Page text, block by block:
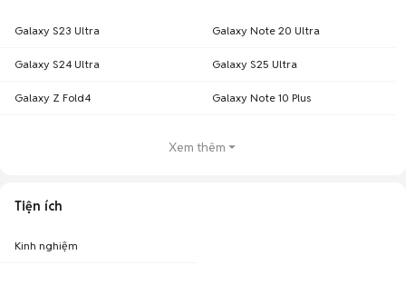
Galaxy S23 Ultra Galaxy Note 20 Ultra
Galaxy S24 Ultra Galaxy S25 Ultra
Galaxy Z Fold4 Galaxy Note 10 Plus
Xem thêm
Tiện ích
Kinh nghiệm